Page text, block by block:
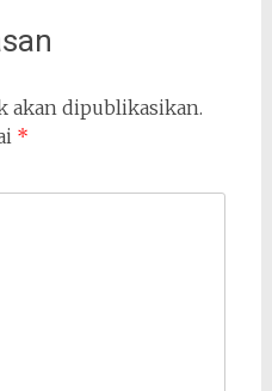
akan dipublikasikan.
*